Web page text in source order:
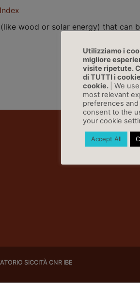
wood or solar energy) that can
SICCITÀ CNR IBE
Utilizziamo i
migliore
visite ripetute.
di TUTTI i
cookie.
| We
most relevant
preferences and
consent to the
your cookie
Accept All